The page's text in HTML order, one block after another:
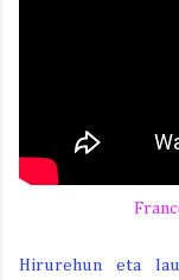
Hirurehun eta